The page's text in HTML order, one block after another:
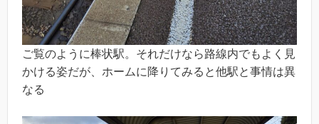
ご覧のように棒状駅。それだけなら路線内でもよく見
かける姿だが、ホームに降りてみると他駅と事情は異
なる